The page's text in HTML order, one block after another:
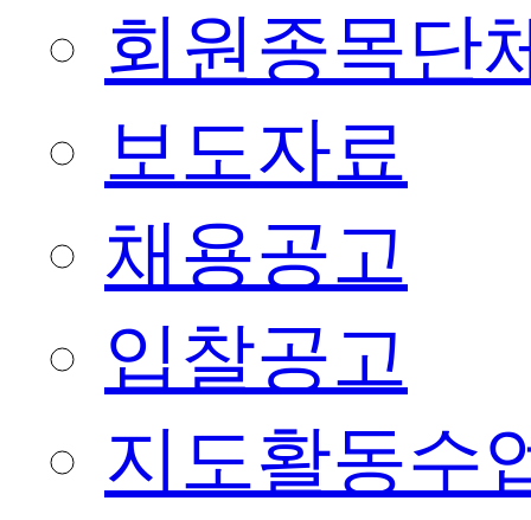
회원종목단
보도자료
채용공고
입찰공고
지도활동수